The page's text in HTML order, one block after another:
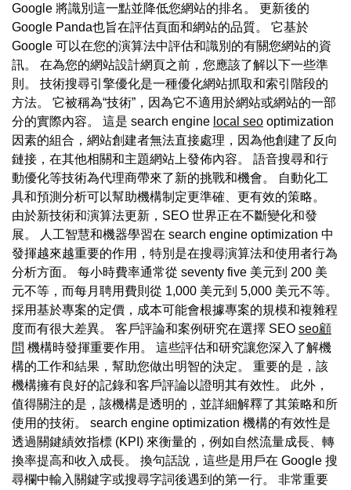
Google 將識別這一點並降低您網站的排名。 更新後的
Google Panda也旨在評估頁面和網站的品質。 它基於
Google 可以在您的演算法中評估和識別的有關您網站的資
訊。 在為您的網站設計網頁之前，您應該了解以下一些準
則。 技術搜尋引擎優化是一種優化網站抓取和索引階段的
方法。 它被稱為“技術”，因為它不適用於網站或網站的一部
分的實際內容。 這是 search engine local seo optimization
因素的組合，網站創建者無法直接處理，因為他創建了反向
鏈接，在其他相關和主題網站上發佈內容。 語音搜尋和行
動優化等技術為代理商帶來了新的挑戰和機會。 自動化工
具和預測分析可以幫助機構制定更準確、更有效的策略。
由於新技術和演算法更新，SEO 世界正在不斷變化和發
展。 人工智慧和機器學習在 search engine optimization 中
發揮越來越重要的作用，特別是在搜尋演算法和使用者行為
分析方面。 每小時費率通常從 seventy five 美元到 200 美
元不等，而每月聘用費則從 1,000 美元到 5,000 美元不等。
採用基於專案的定價，成本可能會根據專案的規模和複雜程
度而有很大差異。 客戶評論和案例研究在選擇 SEO seo顧
問 機構時發揮重要作用。 這些評估和研究讓您深入了解機
構的工作和結果，幫助您做出明智的決定。 重要的是，該
機構擁有良好的記錄和客戶評論以證明其有效性。 此外，
值得關注的是，該機構是透明的，並詳細解釋了其策略和所
使用的技術。 search engine optimization 機構的有效性是
透過關鍵績效指標 (KPI) 來衡量的，例如自然流量成長、轉
換率提高和收入成長。 換句話說，這些是用戶在 Google 搜
尋欄中輸入關鍵字或搜尋字詞後遇到的第一行。 非常重要